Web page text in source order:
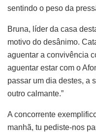
sentindo o peso da
Bruna, líder da casa
motivo do desânimo.
aguentar a convivência
aguentar estar com o
passar um dia destes, a
outro calmante.”
A concorrente
manhã, tu pediste-nos